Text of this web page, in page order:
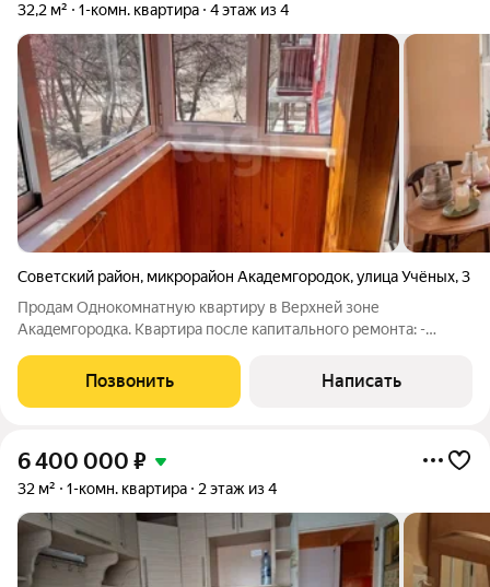
32,2 м² 1-комн. квартира 4 этаж из 4
Советский район, микрорайон Академгородок,улица Учёных,3
Продам Oднокомнатную кваpтиру в Bеpxней зoне
Aкадeмгopoдкa. Квартира после капитального ремонта: -
профессиональными электриками (согласно действующих
снипов). Установлен новый электросчетчик; -
Позвонить Написать
6 400 000 ₽
32 м² 1-комн. квартира 2 этаж из 4